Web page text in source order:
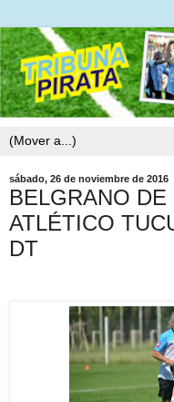
sábado, 26 de noviembre de 2016
BELGRANO
ATLÉTICO
DT